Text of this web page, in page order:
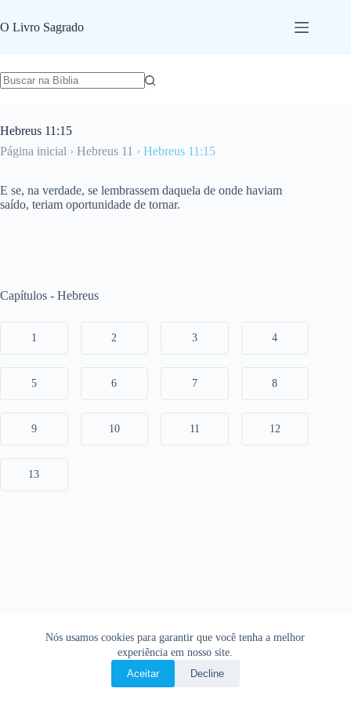
para
o
Nós usamos cookies para garantir que você tenha a melhor
experiência em nosso site.
Aceitar
Decline
O Livro Sagrado
Hebreus 11:15
Página inicial › Hebreus 11 › Hebreus 11:15
E se, na verdade, se lembrassem daquela de onde haviam
saído, teriam oportunidade de tornar.
Capítulos - Hebreus
1 2 3 4
5 6 7 8
9 10 11 12
13
Copyright © 2026 • O Livro Sagrado • Bíblia Online •